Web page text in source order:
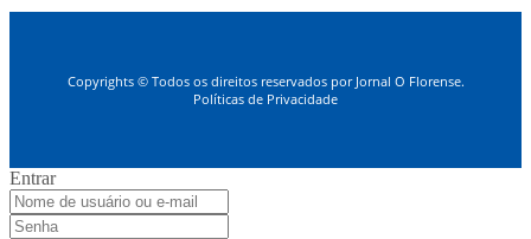
Copyrights © Todos os direitos reservados por Jornal O Florense.
Políticas de Privacidade
Entrar